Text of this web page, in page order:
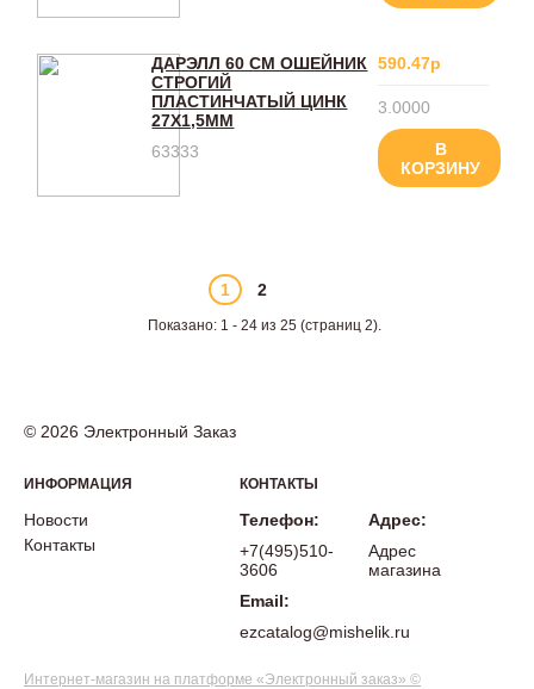
ДАРЭЛЛ 60 СМ ОШЕЙНИК
СТРОГИЙ
ПЛАСТИНЧАТЫЙ ЦИНК
27Х1,5ММ
63333
590.47р
3.0000
В
КОРЗИНУ
1 2
Показано: 1 - 24 из 25 (страниц 2).
© 2026 Электронный Заказ
ИНФОРМАЦИЯ
Новости
Контакты
КОНТАКТЫ
Телефон:
+7(495)510-
3606
Email:
ezcatalog@mishelik.ru
Адрес:
Адрес
магазина
Интернет-магазин на платформе «Электронный заказ» ©